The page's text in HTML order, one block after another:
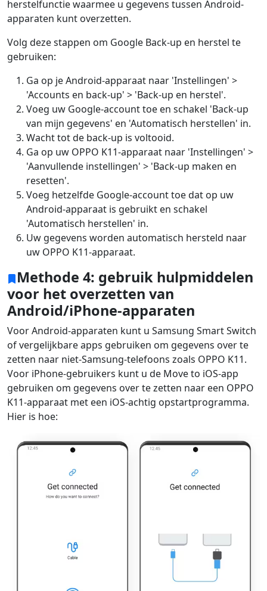
herstelfunctie waarmee u gegevens tussen Android-
apparaten kunt overzetten.
Volg deze stappen om Google Back-up en herstel te
gebruiken:
Ga op je Android-apparaat naar 'Instellingen' >
'Accounts en back-up' > 'Back-up en herstel'.
Voeg uw Google-account toe en schakel 'Back-up
van mijn gegevens' en 'Automatisch herstellen' in.
Wacht tot de back-up is voltooid.
Ga op uw OPPO K11-apparaat naar 'Instellingen' >
'Aanvullende instellingen' > 'Back-up maken en
resetten'.
Voeg hetzelfde Google-account toe dat op uw
Android-apparaat is gebruikt en schakel
'Automatisch herstellen' in.
Uw gegevens worden automatisch hersteld naar
uw OPPO K11-apparaat.
Methode 4: gebruik hulpmiddelen
voor het overzetten van
Android/iPhone-apparaten
Voor Android-apparaten kunt u Samsung Smart Switch
of vergelijkbare apps gebruiken om gegevens over te
zetten naar niet-Samsung-telefoons zoals OPPO K11.
Voor iPhone-gebruikers kunt u de Move to iOS-app
gebruiken om gegevens over te zetten naar een OPPO
K11-apparaat met een iOS-achtig opstartprogramma.
Hier is hoe: